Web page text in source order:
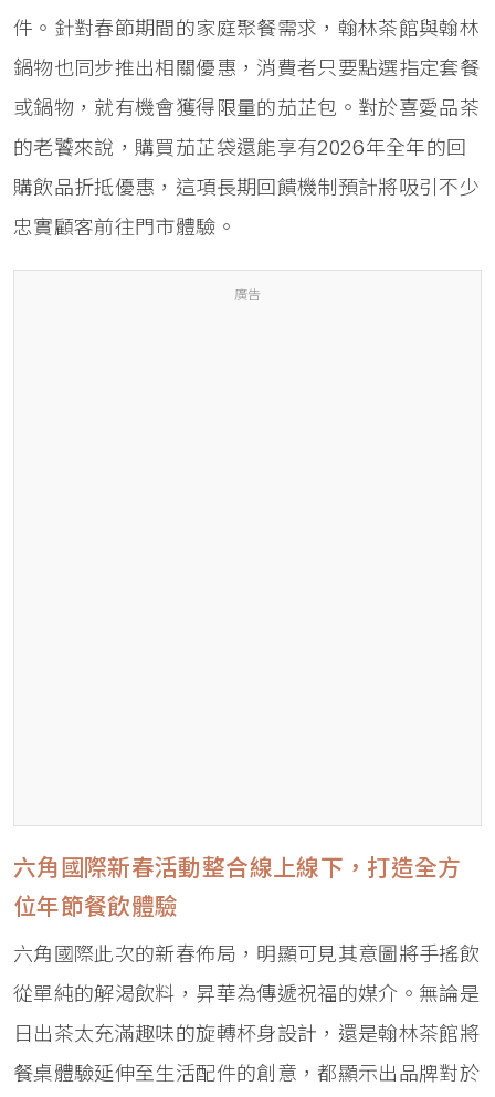
件。針對春節期間的家庭聚餐需求，翰林茶館與翰林
鍋物也同步推出相關優惠，消費者只要點選指定套餐
或鍋物，就有機會獲得限量的茄芷包。對於喜愛品茶
的老饕來說，購買茄芷袋還能享有2026年全年的回
購飲品折抵優惠，這項長期回饋機制預計將吸引不少
忠實顧客前往門市體驗。
廣告
六角國際新春活動整合線上線下，打造全方
位年節餐飲體驗
六角國際此次的新春佈局，明顯可見其意圖將手搖飲
從單純的解渴飲料，昇華為傳遞祝福的媒介。無論是
日出茶太充滿趣味的旋轉杯身設計，還是翰林茶館將
餐桌體驗延伸至生活配件的創意，都顯示出品牌對於